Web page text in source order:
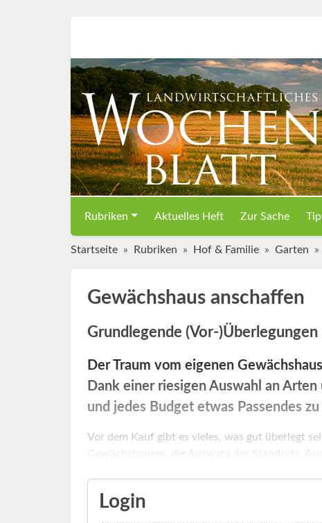
Rubriken Aktuelles Heft Zur Sache
Startseite Rubriken Hof & Familie Garten
Gewächshaus anschaffen
Grundlegende (Vor-)Überlegungen
Der Traum vom eigenen
Dank einer riesigen Auswahl an
und jedes Budget etwas Passendes
Vor dem Kauf gibt es vieles, was gut überlegt
Gewächshauses, die Auswahl des Standorts,
Login